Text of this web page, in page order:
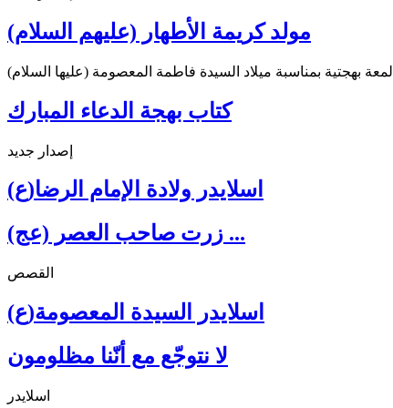
مولد كريمة الأطهار (عليهم السلام)
لمعة بهجتية بمناسبة ميلاد السيدة فاطمة المعصومة (عليها السلام)
كتاب بهجة الدعاء المبارك
إصدار جديد
اسلايدر ولادة الإمام الرضا(ع)
زرت صاحب العصر (عج) ...
القصص
اسلايدر السيدة المعصومة(ع)
لا نتوجّع مع أنّنا مظلومون
اسلايدر